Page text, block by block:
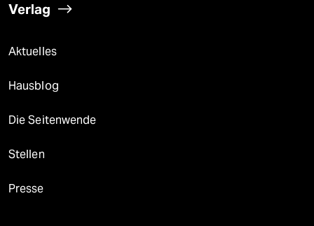
Verlag
Aktuelles
Hausblog
Die Seitenwende
Stellen
Presse